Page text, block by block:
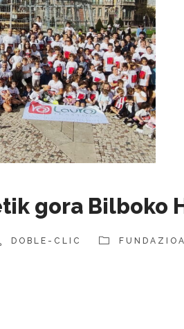
gora Bilboko
DOBLE-CLIC FUNDAZIOA